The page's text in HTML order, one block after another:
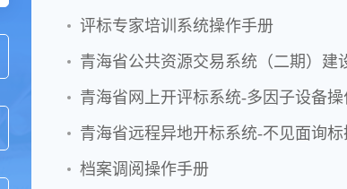
评标专家培训系统操作手册
青海省公共资源交易系统（二期）
青海省网上开评标系统-多因子设备
青海省远程异地开标系统-不见面询
档案调阅操作手册